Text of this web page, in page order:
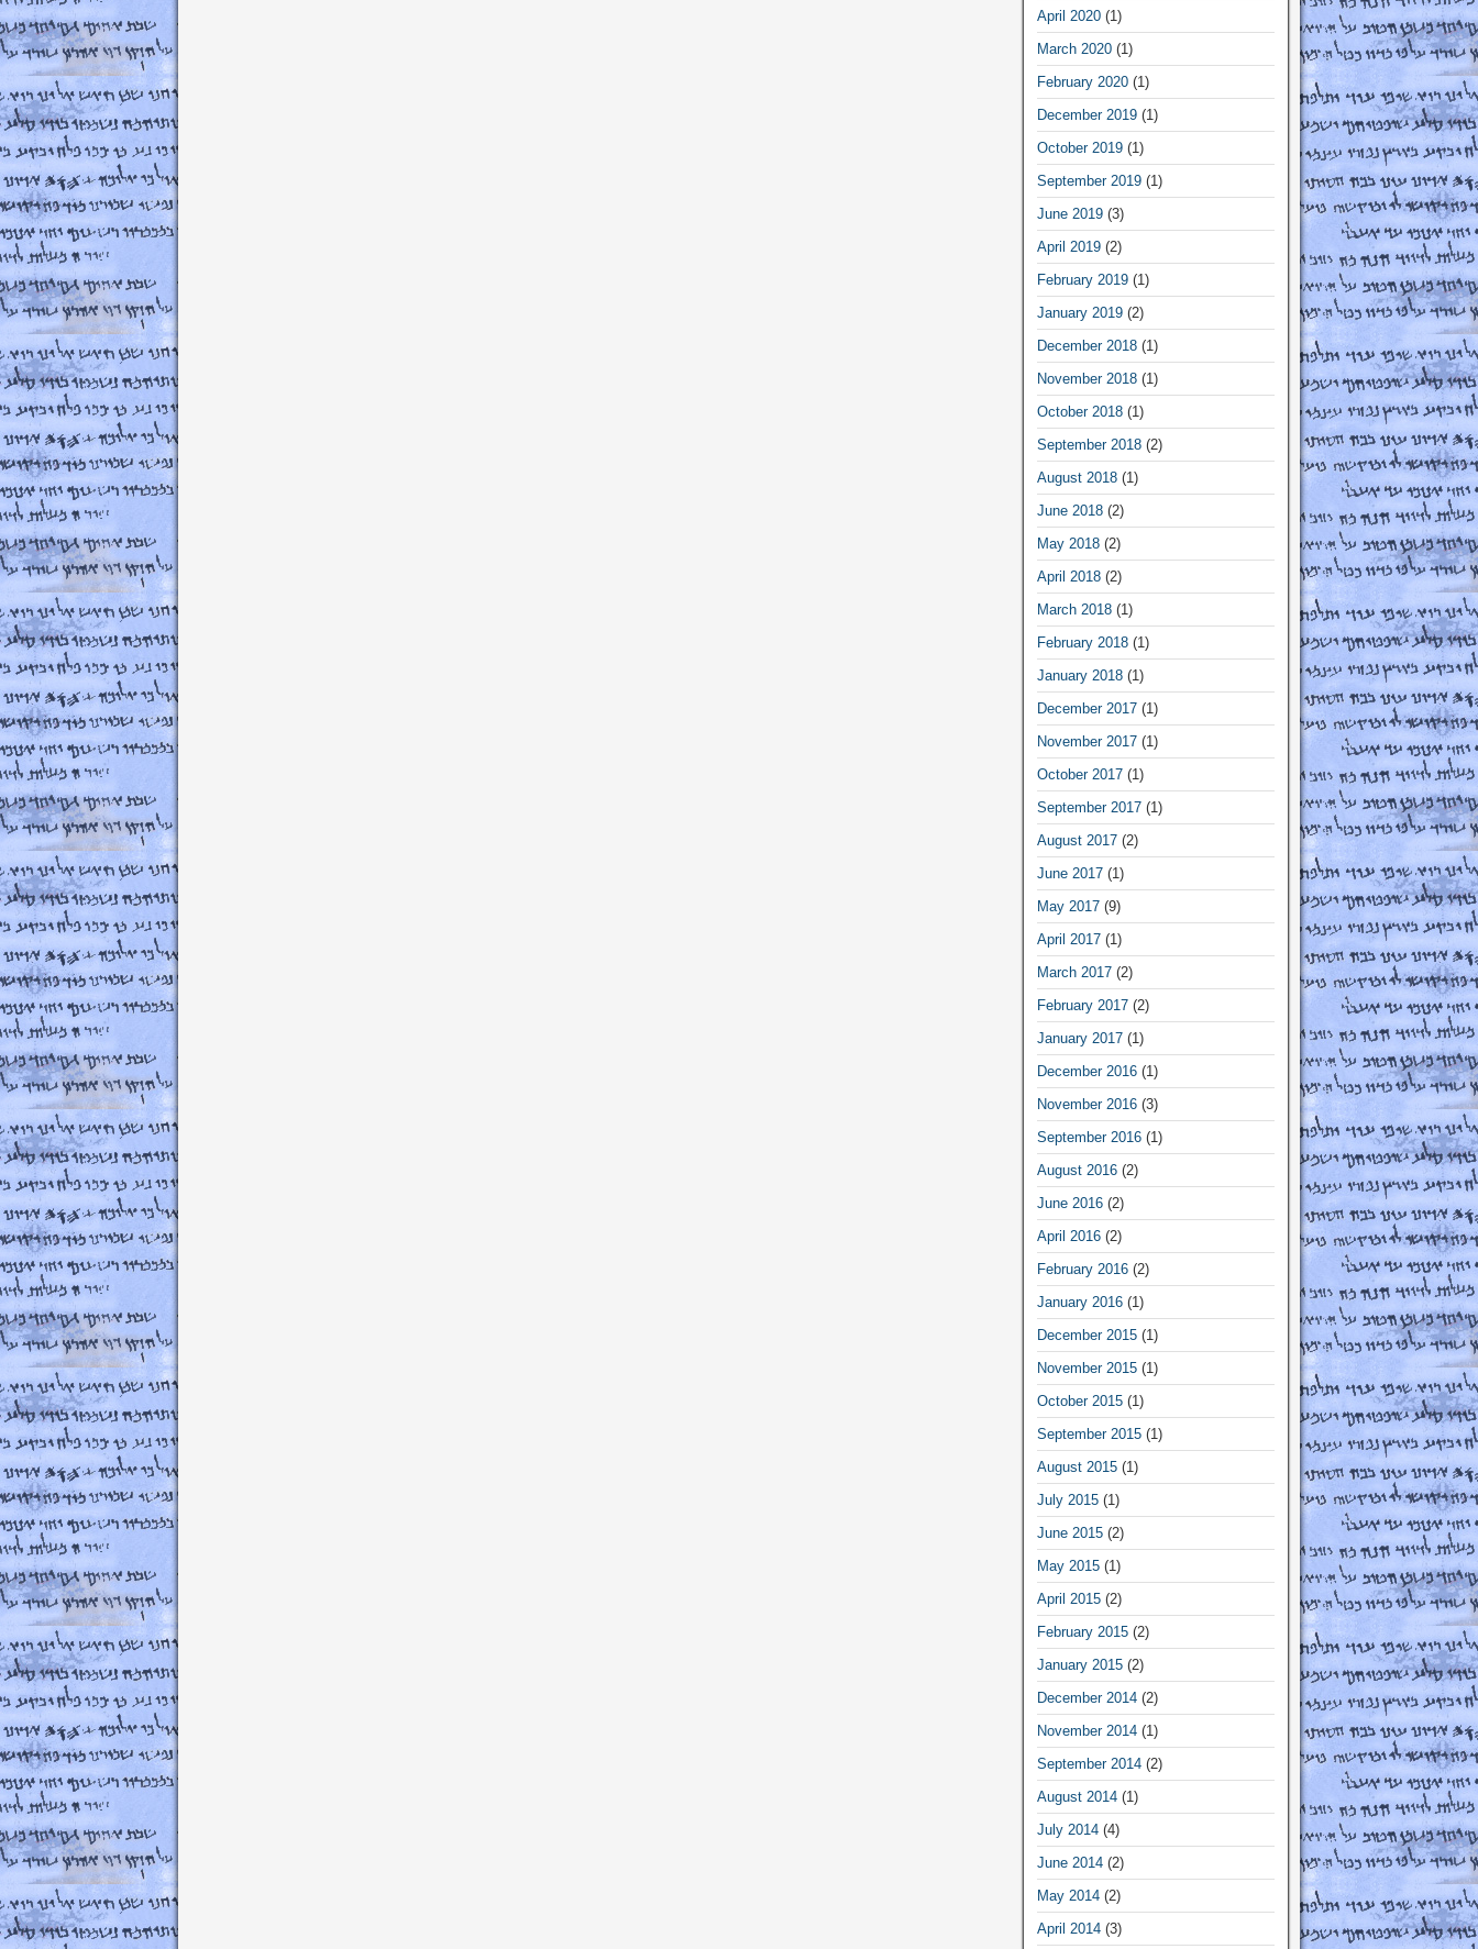
April 2020(1)
March 2020(1)
February 2020(1)
December 2019(1)
October 2019(1)
September 2019(1)
June 2019(3)
April 2019(2)
February 2019(1)
January 2019(2)
December 2018(1)
November 2018(1)
October 2018(1)
September 2018(2)
August 2018(1)
June 2018(2)
May 2018(2)
April 2018(2)
March 2018(1)
February 2018(1)
January 2018(1)
December 2017(1)
November 2017(1)
October 2017(1)
September 2017(1)
August 2017(2)
June 2017(1)
May 2017(9)
April 2017(1)
March 2017(2)
February 2017(2)
January 2017(1)
December 2016(1)
November 2016(3)
September 2016(1)
August 2016(2)
June 2016(2)
April 2016(2)
February 2016(2)
January 2016(1)
December 2015(1)
November 2015(1)
October 2015(1)
September 2015(1)
August 2015(1)
July 2015(1)
June 2015(2)
May 2015(1)
April 2015(2)
February 2015(2)
January 2015(2)
December 2014(2)
November 2014(1)
September 2014(2)
August 2014(1)
July 2014(4)
June 2014(2)
May 2014(2)
April 2014(3)